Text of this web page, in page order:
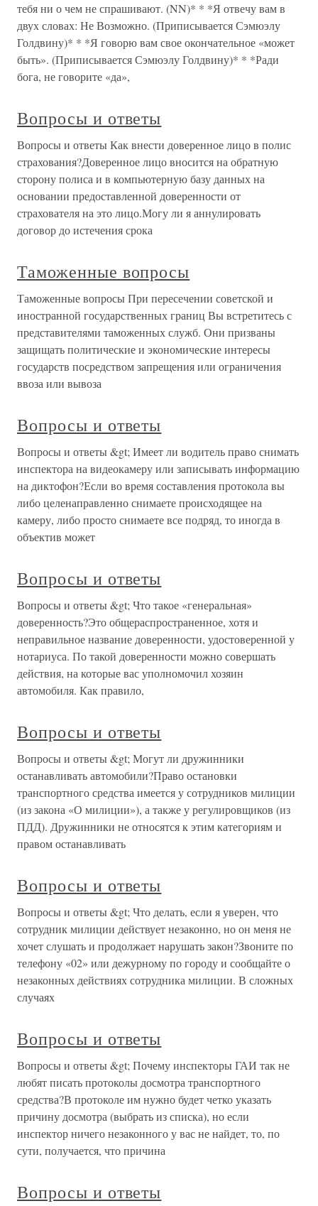
тебя ни о чем не спрашивают. (NN)* * *Я отвечу вам в
двух словах: Не Возможно. (Приписывается Сэмюэлу
Голдвину)* * *Я говорю вам свое окончательное «может
быть». (Приписывается Сэмюэлу Голдвину)* * *Ради
бога, не говорите «да»,
Вопросы и ответы
Вопросы и ответы Как внести доверенное лицо в полис
страхования?Доверенное лицо вносится на обратную
сторону полиса и в компьютерную базу данных на
основании предоставленной доверенности от
страхователя на это лицо.Могу ли я аннулировать
договор до истечения срока
Таможенные вопросы
Таможенные вопросы При пересечении советской и
иностранной государственных границ Вы встретитесь с
представителями таможенных служб. Они призваны
защищать политические и экономические интересы
государств посредством запрещения или ограничения
ввоза или вывоза
Вопросы и ответы
Вопросы и ответы &gt; Имеет ли водитель право снимать
инспектора на видеокамеру или записывать информацию
на диктофон?Если во время составления протокола вы
либо целенаправленно снимаете происходящее на
камеру, либо просто снимаете все подряд, то иногда в
объектив может
Вопросы и ответы
Вопросы и ответы &gt; Что такое «генеральная»
доверенность?Это общераспространенное, хотя и
неправильное название доверенности, удостоверенной у
нотариуса. По такой доверенности можно совершать
действия, на которые вас уполномочил хозяин
автомобиля. Как правило,
Вопросы и ответы
Вопросы и ответы &gt; Могут ли дружинники
останавливать автомобили?Право остановки
транспортного средства имеется у сотрудников милиции
(из закона «О милиции»), а также у регулировщиков (из
ПДД). Дружинники не относятся к этим категориям и
правом останавливать
Вопросы и ответы
Вопросы и ответы &gt; Что делать, если я уверен, что
сотрудник милиции действует незаконно, но он меня не
хочет слушать и продолжает нарушать закон?Звоните по
телефону «02» или дежурному по городу и сообщайте о
незаконных действиях сотрудника милиции. В сложных
случаях
Вопросы и ответы
Вопросы и ответы &gt; Почему инспекторы ГАИ так не
любят писать протоколы досмотра транспортного
средства?В протоколе им нужно будет четко указать
причину досмотра (выбрать из списка), но если
инспектор ничего незаконного у вас не найдет, то, по
сути, получается, что причина
Вопросы и ответы